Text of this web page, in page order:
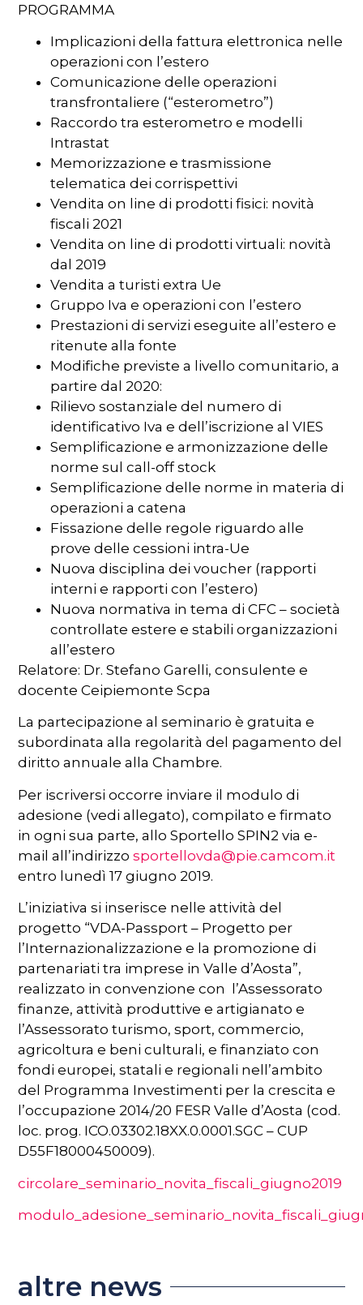
PROGRAMMA
Implicazioni della fattura elettronica nelle
operazioni con l’estero
Comunicazione delle operazioni
transfrontaliere (“esterometro”)
Raccordo tra esterometro e modelli
Intrastat
Memorizzazione e trasmissione
telematica dei corrispettivi
Vendita on line di prodotti fisici: novità
fiscali 2021
Vendita on line di prodotti virtuali: novità
dal 2019
Vendita a turisti extra Ue
Gruppo Iva e operazioni con l’estero
Prestazioni di servizi eseguite all’estero e
ritenute alla fonte
Modifiche previste a livello comunitario, a
partire dal 2020:
Rilievo sostanziale del numero di
identificativo Iva e dell’iscrizione al VIES
Semplificazione e armonizzazione delle
norme sul call-off stock
Semplificazione delle norme in materia di
operazioni a catena
Fissazione delle regole riguardo alle
prove delle cessioni intra-Ue
Nuova disciplina dei voucher (rapporti
interni e rapporti con l’estero)
Nuova normativa in tema di CFC – società
controllate estere e stabili organizzazioni
all’estero
Relatore: Dr. Stefano Garelli, consulente e
docente Ceipiemonte Scpa
La partecipazione al seminario è gratuita e
subordinata alla regolarità del pagamento del
diritto annuale alla Chambre.
Per iscriversi occorre inviare il modulo di
adesione (vedi allegato), compilato e firmato
in ogni sua parte, allo Sportello SPIN2 via e-
mail all’indirizzosportellovda@pie.camcom.it
entro lunedì 17 giugno 2019.
L’iniziativa si inserisce nelle attività del
progetto “VDA-Passport – Progetto per
l’Internazionalizzazione e la promozione di
partenariati tra imprese in Valle d’Aosta”,
realizzato in convenzione con l’Assessorato
finanze, attività produttive e artigianato e
l’Assessorato turismo, sport, commercio,
agricoltura e beni culturali, e finanziato con
fondi europei, statali e regionali nell’ambito
del Programma Investimenti per la crescita e
l’occupazione 2014/20 FESR Valle d’Aosta (cod.
loc. prog. ICO.03302.18XX.0.0001.SGC – CUP
D55F18000450009).
circolare_seminario_novita_fiscali_giugno2019
altre news